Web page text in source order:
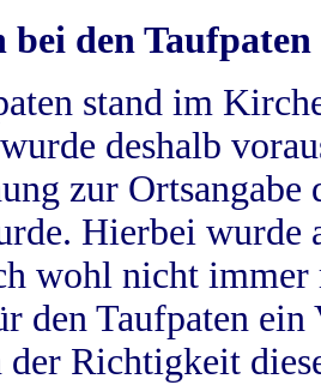
bei den Taufpaten
stand im
deshalb
zur
Hierbei wurde
wohl nicht
den Taufpaten
Richtigkeit